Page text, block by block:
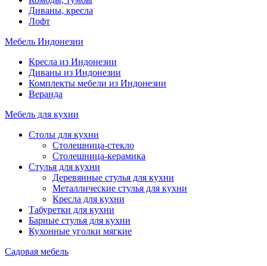
Диваны, кресла
Лофт
Мебель Индонезии
Кресла из Индонезии
Диваны из Индонезии
Комплекты мебели из Индонезии
Веранда
Мебель для кухни
Столы для кухни
Столешница-стекло
Столешница-керамика
Стулья для кухни
Деревянные стулья для кухни
Металлические стулья для кухни
Кресла для кухни
Табуретки для кухни
Барные стулья для кухни
Кухонные уголки мягкие
Садовая мебель